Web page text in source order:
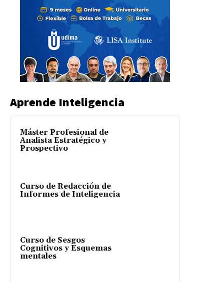
Aprende Inteligencia
Máster Profesional de
Analista Estratégico y
Prospectivo
Curso de Redacción de
Informes de Inteligencia
Curso de Sesgos
Cognitivos y Esquemas
mentales